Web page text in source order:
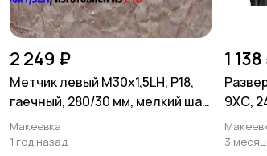
2 249 ₽
Метчик левый М30х1,5LH, Р18,
гаечный, 280/30 мм, мелкий шаг,
СССР.
Макеевка
1 год назад
1
9ХС,
СССР.
3